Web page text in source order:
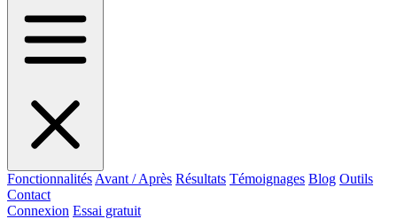
Fonctionnalités Avant / Après Résultats Témoignages Blog Outils
Contact
Connexion Essai gratuit